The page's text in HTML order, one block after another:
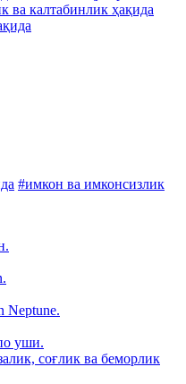
ва калтабинлик ҳақида
#имкон ва имконсизлик
Neptune.
уши.
соғлик ва беморлик